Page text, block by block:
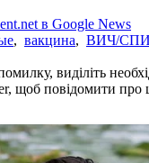
в Google News
, вакцина, ВИЧ/
виділіть
щоб повідомити про